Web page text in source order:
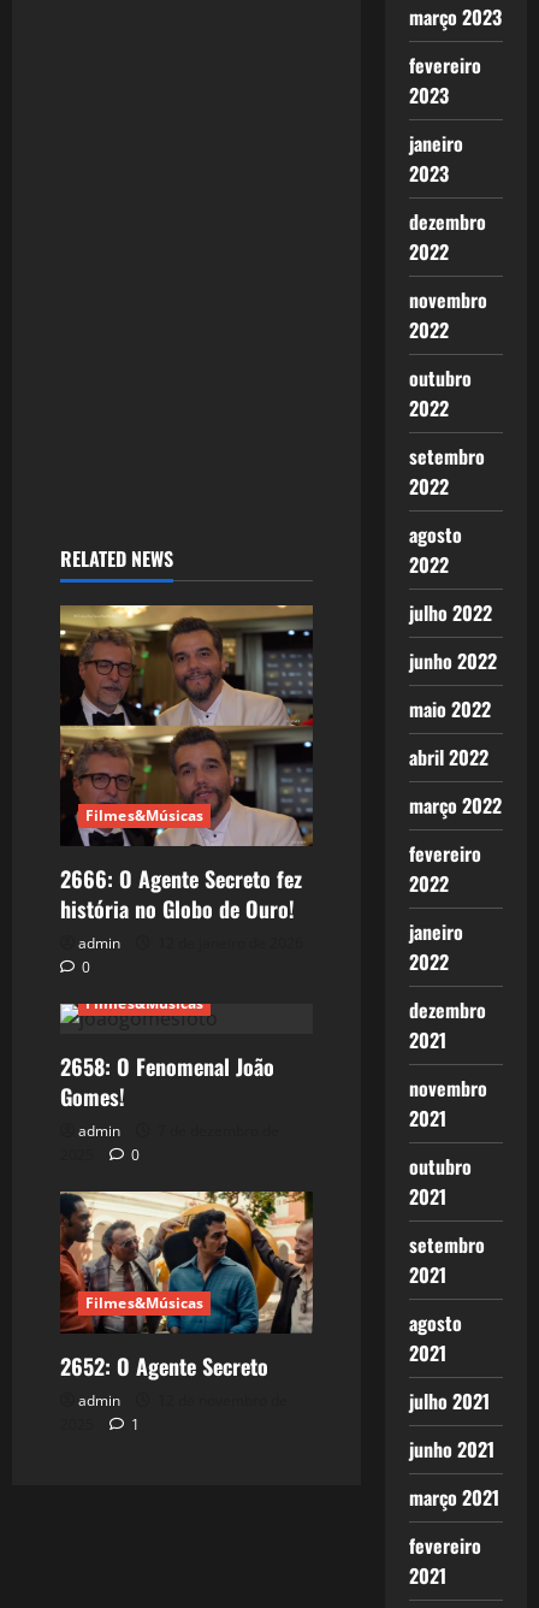
RELATED NEWS
Filmes&Músicas
2666: O Agente Secreto fez
história no Globo de Ouro!
admin
0
Filmes&Músicas
2658: O Fenomenal João
Gomes!
admin
0
Filmes&Músicas
2652: O Agente Secreto
admin
1
março 2023
fevereiro
2023
janeiro
2023
dezembro
2022
novembro
2022
outubro
2022
setembro
2022
agosto
2022
julho 2022
junho 2022
maio 2022
abril 2022
março 2022
fevereiro
2022
janeiro
2022
dezembro
2021
novembro
2021
outubro
2021
setembro
2021
agosto
2021
julho 2021
junho 2021
março 2021
fevereiro
2021